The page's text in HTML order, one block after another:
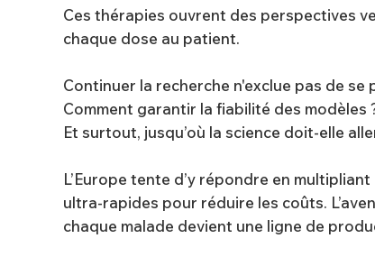
Ces thérapies ouvrent des perspectives
chaque dose au patient.
Continuer la recherche n'exclue pas de
Comment garantir la fiabilité des modèles
Et surtout, jusqu’où la science doit-elle
L’Europe tente d’y répondre en
ultra-rapides pour réduire les coûts.
chaque malade devient une ligne de